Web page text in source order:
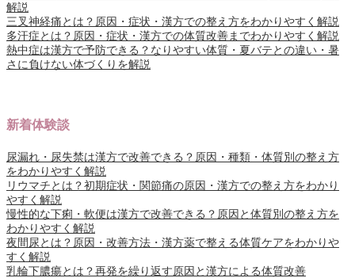
解説
三叉神経痛とは？原因・症状・漢方での整え方をわかりやすく解説
多汗症とは？原因・症状・漢方での体質改善までわかりやすく解説
熱中症は漢方で予防できる？なりやすい体質・夏バテとの違い・暑
さに負けない体づくりを解説
新着体験談
尿漏れ・尿失禁は漢方で改善できる？原因・種類・体質別の整え方
をわかりやすく解説
リウマチとは？初期症状・関節痛の原因・漢方での整え方をわかり
やすく解説
慢性的な下痢・軟便は漢方で改善できる？原因と体質別の整え方を
わかりやすく解説
夜間尿とは？原因・改善方法・漢方薬で整える体質ケアをわかりや
すく解説
乳輪下膿瘍とは？再発を繰り返す原因と漢方による体質改善